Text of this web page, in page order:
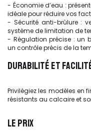
- Économie d’eau :
idéale pour réduire vos
- Sécurité anti-brûlure :
système de limitation de
- Régulation précise : un
un contrôle précis de la
DURABILITÉ ET
Privilégiez les modèles en
résistants au calcaire et
LE PRIX